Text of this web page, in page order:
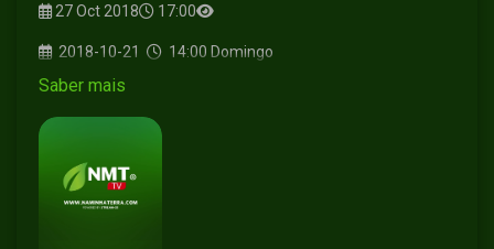
27 Oct 2018 17:00
2018-10-21 14:00 Domingo
Saber mais